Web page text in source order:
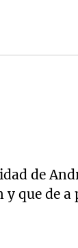
de
que de a